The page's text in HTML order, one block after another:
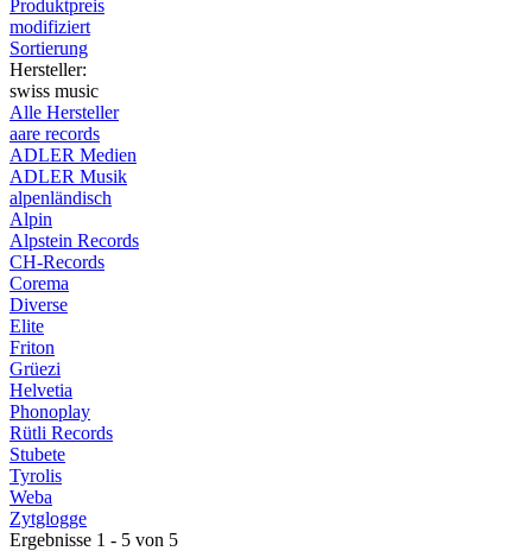
Produktpreis
modifiziert
Sortierung
Hersteller:
swiss music
Alle Hersteller
aare records
ADLER Medien
ADLER Musik
alpenländisch
Alpin
Alpstein Records
CH-Records
Corema
Diverse
Elite
Friton
Grüezi
Helvetia
Phonoplay
Rütli Records
Stubete
Tyrolis
Weba
Zytglogge
Ergebnisse 1 - 5 von 5